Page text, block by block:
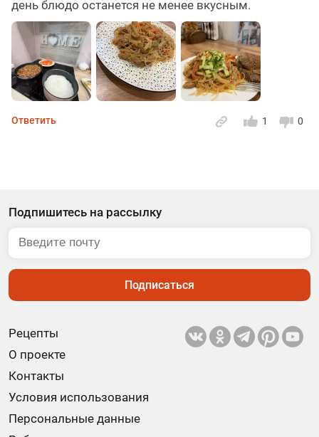
день блюдо останется не менее вкусным.
0
1
Ответить
Рецепты
О проекте
Контакты
Условия использования
Персональные данные
Подпишитесь на рассылку
Подписаться